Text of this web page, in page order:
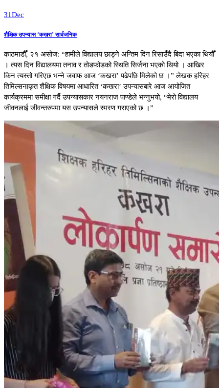
31Dec
शैक्षिक उपन्यास ‘कखरा’ सार्वजनिक
काठमाडौँ, २१ असोज: “हामीले विद्यालय छाड्ने अन्तिम दिन रिसाउँदै बिदा भएका थियौँ
। त्यस दिन विद्यालयमा तनाव र तोडफोडको स्थिति सिर्जना भएको थियो । आखिर
किन त्यस्तो गरिएछ भन्ने जवाफ आज ‘कखरा’ पढेपछि मिलेको छ ।” लेखक हरिहर
तिमिल्सनाकृत शैक्षिक विषयमा आधारित ‘कखरा’ उपन्यासबारे आज आयोजित
कार्यक्रममा समीक्षा गर्दै उपन्यासकार नयनराज पाण्डेले भन्नुभयो, “मेरो विद्यालय
जीवनलाई जीवन्तरुपमा यस उपन्यासले स्मरण गराएको छ ।”